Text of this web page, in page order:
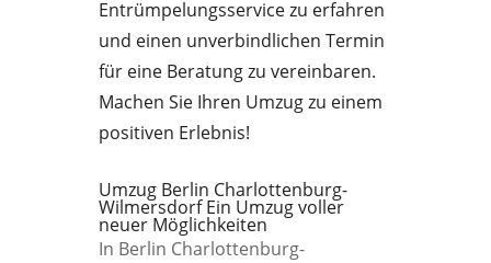
Entrümpelungsservice zu erfahren
und einen unverbindlichen Termin
für eine Beratung zu vereinbaren.
Machen Sie Ihren Umzug zu einem
positiven Erlebnis!
Umzug Berlin Charlottenburg-
Wilmersdorf Ein Umzug voller
neuer Möglichkeiten
In Berlin Charlottenburg-